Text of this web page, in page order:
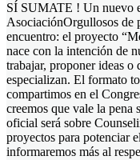
SÍ SUMATE ! Un nuevo
AsociaciónOrgullosos de
encuentro: el proyecto
nace con la intención de
trabajar, proponer ideas o
especializan. El formato
compartimos en el
creemos que vale la pena
oficial será sobre
proyectos para potenciar
informaremos más al